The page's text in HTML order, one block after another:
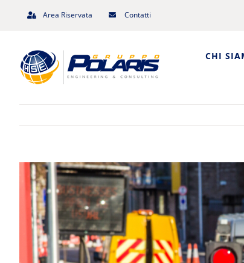
contenuto
Area Riservata Contatti
CHI